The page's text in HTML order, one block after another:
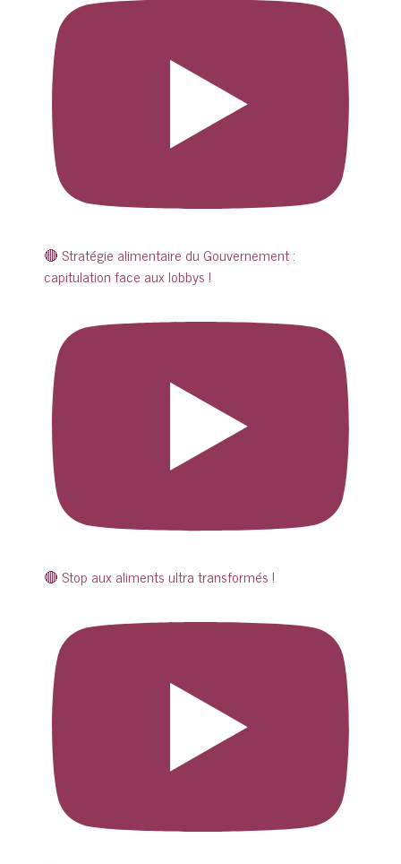
🔴 Stratégie alimentaire du Gouvernement :
capitulation face aux lobbys !
🔴 Stop aux aliments ultra transformés !